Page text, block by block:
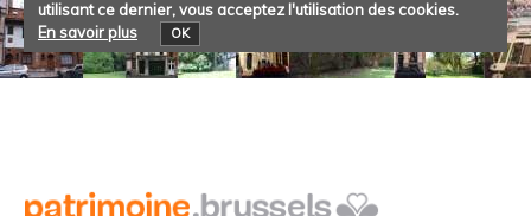
utilisant ce dernier, vous acceptez l'utilisation des cookies.
En savoir plus
OK